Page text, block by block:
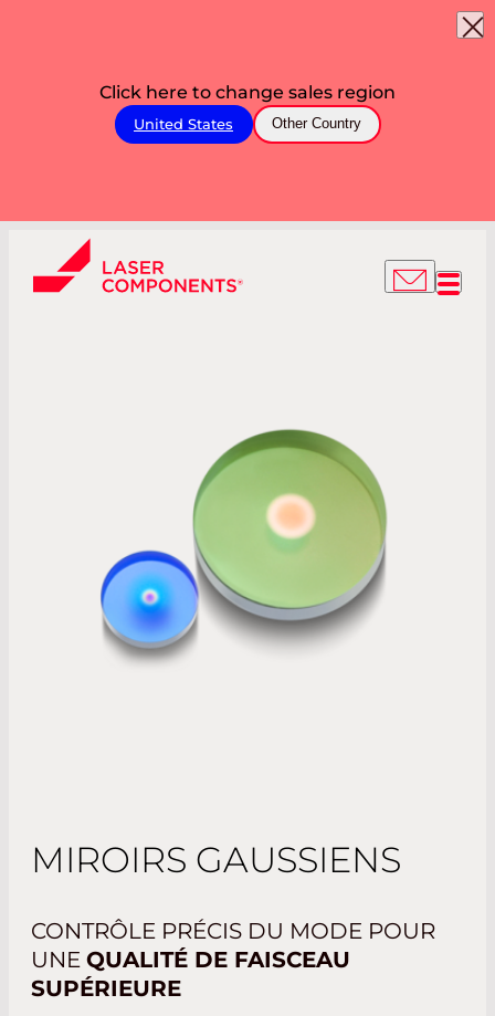
Click here to change sales region
United States Other Country
MIROIRS GAUSSIENS
CONTRÔLE PRÉCIS DU MODE POUR
UNE QUALITÉ DE FAISCEAU
SUPÉRIEURE